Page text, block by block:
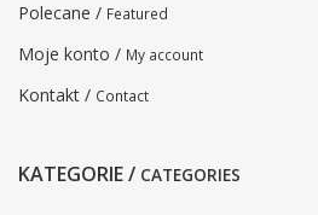
Polecane / Featured
Moje konto / My account
Kontakt / Contact
KATEGORIE / CATEGORIES